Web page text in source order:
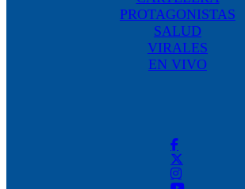
PROTAGONISTAS
SALUD
VIRALES
EN VIVO